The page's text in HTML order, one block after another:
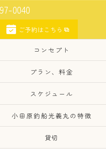
0040
ご予約はこちら
コンセプト
プラン、料金
スケジュール
小田原釣船光義丸の特徴
貸切